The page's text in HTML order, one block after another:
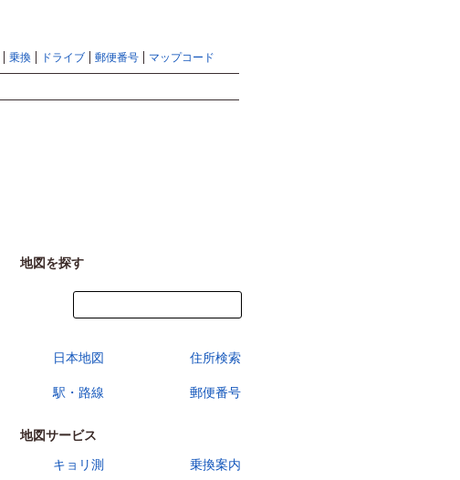
乗換 ドライブ 郵便番号 マップコード
地図を探す
日本地図 住所検索
駅・路線 郵便番号
地図サービス
キョリ測
乗換案内